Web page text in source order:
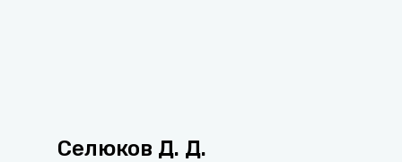
Селюков Д. Д.